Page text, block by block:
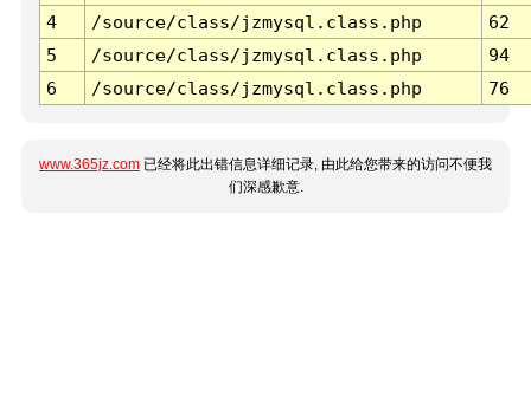
4
/source/class/jzmysql.class.php
62
5
/source/class/jzmysql.class.php
94
6
/source/class/jzmysql.class.php 76
www.365jz.com 已经将此出错信息详细记录, 由此给您带来的访问不便我
们深感歉意.